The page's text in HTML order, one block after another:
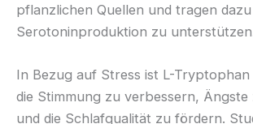
pflanzlichen Quellen und tragen dazu
Serotoninproduktion zu
In Bezug auf Stress ist L-
die Stimmung zu verbessern, Ängste
und die Schlafqualität zu fördern.